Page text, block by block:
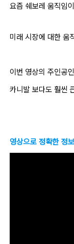
요즘 쉐보레 움직임
미래 시장에 대한 움
이번 영상의 주인공
카니발 보다도 훨씬
영상으로 정확한 정